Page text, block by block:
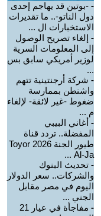
- -بوتين قد يهاجم إحدى
دول الناتو-.. ما تقديرات
الاستخبارات ال ...
- إلغاء تصريح الوصول
إلى المعلومات السرية
لوزير أمريكي سابق بس
...
- شركة أرجنتينية تتهم
واشنطن بممارسة
ضغوط -غير لائقة- لإلغاء
م ...
- أغاني البيبي
المفضلة.. تردد قناة
طيور الجنة 2026 Toyor
Al-Ja ...
- تحديث البنوك
والشركات.. سعر الدولار
اليوم في مصر مقابل
الجني ...
-
مفاجأة في عيار 21